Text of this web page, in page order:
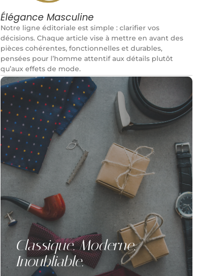
Élégance Masculine
Notre ligne éditoriale est simple : clarifier vos
décisions. Chaque article vise à mettre en avant des
pièces cohérentes, fonctionnelles et durables,
pensées pour l’homme attentif aux détails plutôt
qu’aux effets de mode.
Classique. Moderne.
Inoubliable.